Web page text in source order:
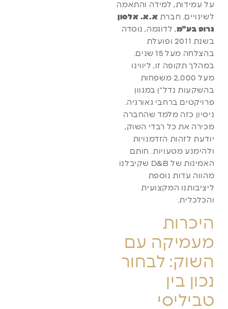
על עמידות, למידה והתאמה
לשינויים. חברת א.א. אלסון
גרופ בע"מ, לדוגמה, נוסדה
בשנת 2011 ופועלת
בהצלחה מעל 15 שנים.
במהלך תקופה זו, ליווינו
מעל 2,000 משפחות
בהשקעות נדל"ן במגוון
פרויקטים ברחבי גאורגיה.
ניסיון כזה מלמד שהחברה
מכירה את כל רבדי השוק,
יודעת לזהות הזדמנויות
ולהימנע מטעויות. חותם
האמינות של D&B שקיבלנו
מהווה עדות נוספת
ליציבותנו המקצועית
והכלכלית.
היכרות
מעמיקה עם
השוק: לבחור
נכון בין
טביליסי